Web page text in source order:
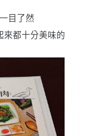
目了然
來都十分美味的